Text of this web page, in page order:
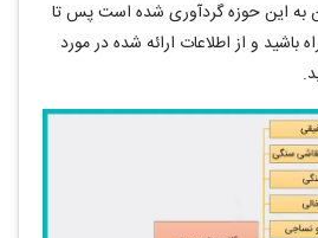
به این حوزه گردآوری شده است پس تا
باشید و از اطلاعات ارائه شده در مورد